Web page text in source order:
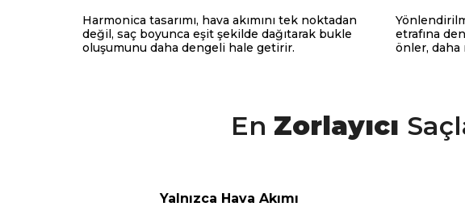
Harmonica tasarımı, hava akımını tek noktadan
değil, saç boyunca eşit şekilde dağıtarak bukle
oluşumunu daha dengeli hale getirir.
etrafına
önler,
En Zorlayıcı
Yalnızca Hava Akımı